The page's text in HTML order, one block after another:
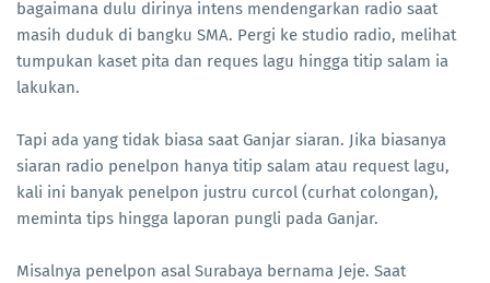
bagaimana dulu dirinya intens mendengarkan radio saat
masih duduk di bangku SMA. Pergi ke studio radio, melihat
tumpukan kaset pita dan reques lagu hingga titip salam ia
lakukan.
Tapi ada yang tidak biasa saat Ganjar siaran. Jika biasanya
siaran radio penelpon hanya titip salam atau request lagu,
kali ini banyak penelpon justru curcol (curhat colongan),
meminta tips hingga laporan pungli pada Ganjar.
Misalnya penelpon asal Surabaya bernama Jeje. Saat